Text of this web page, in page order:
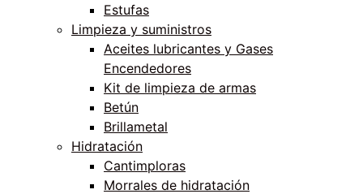
Estufas
Limpieza y suministros
Aceites lubricantes y Gases
Encendedores
Kit de limpieza de armas
Betún
Brillametal
Hidratación
Cantimploras
Morrales de hidratación